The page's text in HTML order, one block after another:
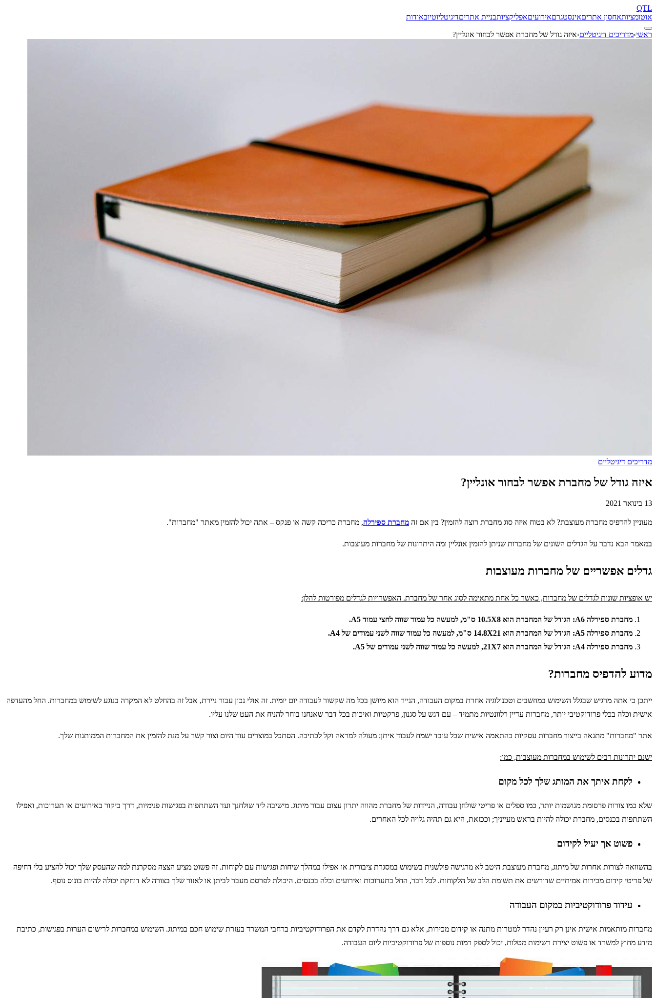
QTL
אוטומציותאחסון אתריםאינסטגרםאירועיםאפליקציותבניית אתריםדיגיטליוטיובאודות
ראשי›מדריכים דיגיטליים›איזה גודל של מחברת אפשר לבחור אונליין?
מדריכים דיגיטליים
איזה גודל של מחברת אפשר לבחור אונליין?
13 בינואר 2021
מעוניין להדפיס מחברת מעוצבת? לא בטוח איזה סוג מחברת רוצה להזמין? בין אם זה מחברת ספירלה, מחברת כריכה קשה או פנקס – אתה יכול להזמין מאתר "מחברות".
במאמר הבא נדבר על הגדלים השונים של מחברות שניתן להזמין אונליין ומה היתרונות של מחברות מעוצבות.
גדלים אפשריים של מחברות מעוצבות
יש אופציות שונות לגדלים של מחברות, כאשר כל אחת מתאימה לסוג אחר של מחברת. האפשרויות לגדלים מפורטות להלן:
מחברת ספירלה A6: הגודל של המחברת הוא 10.5X8 ס"מ, למעשה כל עמוד שווה לחצי עמוד A5.
מחברת ספירלה A5: הגודל של המחברת הוא 14.8X21 ס"מ, למעשה כל עמוד שווה לשני עמודים של A4.
מחברת ספירלה A4: הגודל של המחברת הוא 21X7, למעשה כל עמוד שווה לשני עמודים של A5.
מדוע להדפיס מחברות?
ייתכן כי אתה מרגיש שבגלל השימוש במחשבים וטכנולוגיה אחרת במקום העבודה, הנייר הוא מיושן בכל מה שקשור לעבודה יום יומית. זה אולי נכון עבור ניירת, אבל זה בהחלט לא המקרה בנוגע לשימוש במחברות. החל מהעדפה
אישית וכלה בכלי פרודוקטיבי יותר, מחברות עדיין רלוונטיות מתמיד – עם דגש על סגנון, פרקטיות ואיכות בכל דבר שאנחנו בוחר להניח את העט שלנו עליו.
אתר "מחברות" מתגאה בייצור מחברות עסקיות בהתאמה אישית שכל עובד ישמח לעבוד איתן; מעולה למראה וקל לכתיבה. הסתכל במוצרים עוד היום וצור קשר על מנת להזמין את המחברות הממותגות שלך.
ישנם יתרונות רבים לשימוש במחברות מעוצבות, כמו:
לקחת איתך את המותג שלך לכל מקום
שלא כמו צורות פרסומת מגושמות יותר, כמו ספלים או פריטי שולחן עבודה, הניידות של מחברת מהווה יתרון עצום עבור מיתוג. מישיבה ליד שולחנך ועד השתתפות בפגישות פנימיות, דרך ביקור באירועים או תערוכות, ואפילו
השתתפות בכנסים, מחברת יכולה להיות בראש מעייניך; וככזאת, היא גם תהיה גלויה לכל האחרים.
פשוט אך יעיל לקידום
בהשוואה לצורות אחרות של מיתוג, מחברת מעוצבת היטב לא מרגישה פולשנית בשימוש במסגרת ציבורית או אפילו במהלך שיחות ופגישות עם לקוחות. זה פשוט מציע הצצה מסקרנת למה שהעסק שלך יכול להציע בלי דחיפה
של פריטי קידום מכירות אמיתיים שדורשים את תשומת הלב של הלקוחות. לכל דבר, החל בתערוכות ואירועים וכלה בכנסים, היכולת לפרסם מעבר לביתן או לאזור שלך בצורה לא דוחקת יכולה להיות בונוס נוסף.
עידוד פרודוקטיביות במקום העבודה
מחברות מותאמות אישית אינן רק רעיון נהדר למטרות מתנה או קידום מכירות, אלא גם דרך נהדרת לקדם את הפרודוקטיביות ברחבי המשרד בעזרת שימוש חכם במיתוג. השימוש במחברות לרישום הערות בפגישות, כתיבת
מידע מחוץ למשרד או פשוט יצירת רשימות מטלות, יכול לספק רמות נוספות של פרודוקטיביות ליום העבודה.